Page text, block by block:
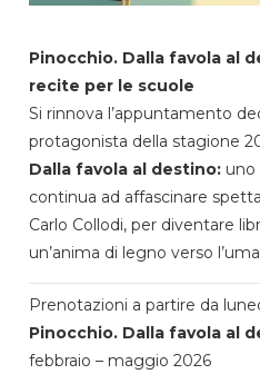
Pinocchio. Dalla favola al
recite per le scuole
Si rinnova l’appuntamento
protagonista della stagione
Dalla favola al destino:uno
continua ad affascinare
Carlo Collodi, per diventare
un’anima di legno verso
Prenotazioni a partire da
Pinocchio. Dalla favola al
febbraio – maggio 2026